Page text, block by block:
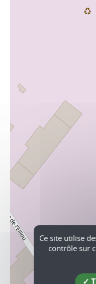
Ce site utilise
contrôle sur